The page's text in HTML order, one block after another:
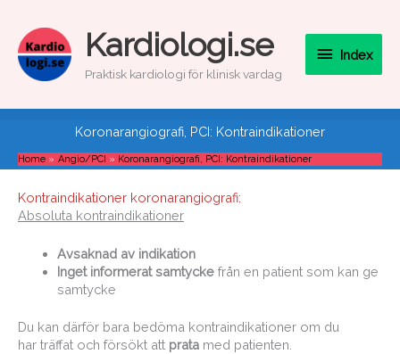
content
Kardiologi.se
Praktisk kardiologi för klinisk vardag
Index
Index
Koronarangiografi, PCI: Kontraindikationer
Home Angio/PCI Koronarangiografi, PCI: Kontraindikationer
Kontraindikationer koronarangiografi:
Absoluta kontraindikationer
Avsaknad av indikation
Inget informerat samtycke från en patient som kan ge
samtycke
Du kan därför bara bedöma kontraindikationer om du
har träffat och försökt att prata med patienten.